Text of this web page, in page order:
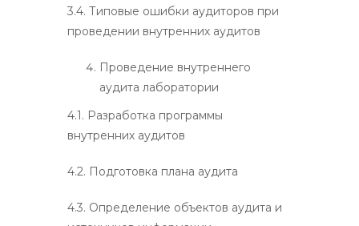
3.4. Типовые ошибки аудиторов при
проведении внутренних аудитов
Проведение внутреннего
аудита лаборатории
4.1. Разработка программы
внутренних аудитов
4.2. Подготовка плана аудита
4.3. Определение объектов аудита и